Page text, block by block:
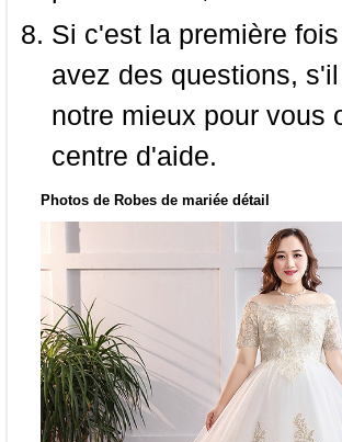
Si c'est la première
avez des questions,
notre mieux pour vous
centre d'aide.
Photos de Robes de mariée détail